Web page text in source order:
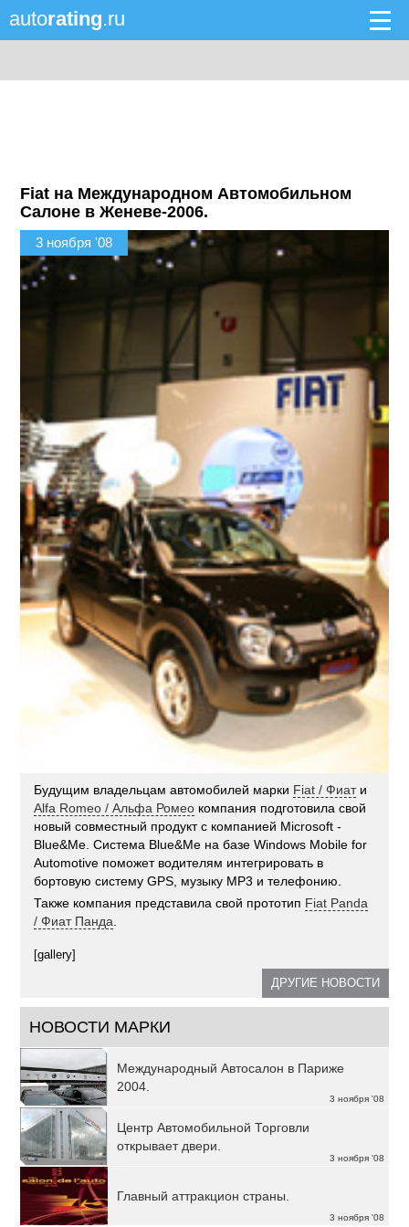
autorating.ru
Fiat на Международном Автомобильном
Салоне в Женеве-2006.
3 ноября '08
Будущим владельцам автомобилей марки Fiat / Фиати
Alfa Romeo / Альфа Ромео компания подготовила свой
новый совместный продукт с компанией Microsoft -
Blue&Me. Система Blue&Me на базе Windows Mobile for
Automotive поможет водителям интегрировать в
бортовую систему GPS, музыку МР3 и телефонию.
Также компания представила свой прототип Fiat Panda
/ Фиат Панда.
[gallery]
ДРУГИЕ НОВОСТИ
НОВОСТИ МАРКИ
3 ноября '08
Международный Автосалон в Париже
2004.
3 ноября '08
Центр Автомобильной Торговли
открывает двери.
3 ноября '08
Главный аттракцион страны.